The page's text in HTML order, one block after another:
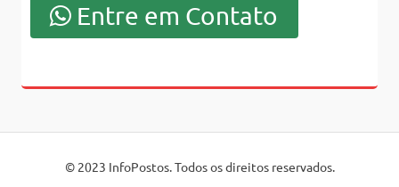
Entre em Contato
© 2023 InfoPostos. Todos os direitos reservados.